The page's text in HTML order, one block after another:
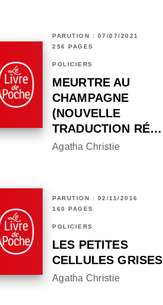
PARUTION : 07/07/2021
256 PAGES
POLICIERS
MEURTRE AU
CHAMPAGNE
(NOUVELLE
TRADUCTION RÉ…
Agatha Christie
PARUTION : 02/11/2016
160 PAGES
POLICIERS
LES PETITES
CELLULES GRISES
Agatha Christie